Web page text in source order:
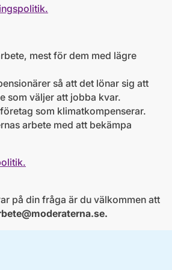
mest för dem med lägre
så att det lönar sig att
som väljer att jobba kvar.
som klimatkompenserar.
arbete med att bekämpa
på din fråga är du välkommen att
.